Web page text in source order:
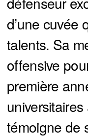
d’une cuvée
talents. Sa
offensive
première
témoigne de